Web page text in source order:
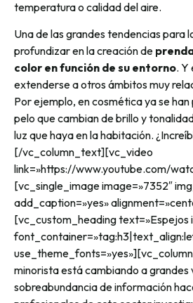
temperatura o calidad del aire.
Una de las grandes tendencias para
profundizar en la creación de
color en función de su entorno. Y
extenderse a otros ámbitos muy
Por ejemplo, en cosmética ya se
pelo que cambian de brillo y
luz que haya en la habitación.
[/vc_column_text][vc_video
link=»https://www.youtube.com/
[vc_single_image image=»7352″
add_caption=»yes»
[vc_custom_heading text=»Espejos
minorista está cambiando a grandes
sobreabundancia de información